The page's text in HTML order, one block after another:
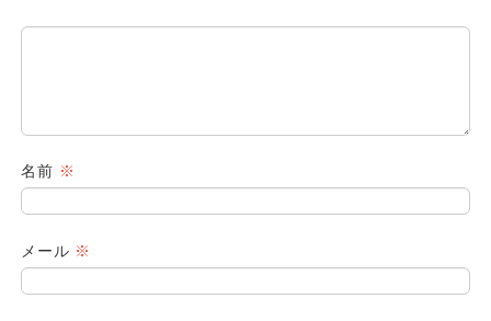
名前 ※
メール ※